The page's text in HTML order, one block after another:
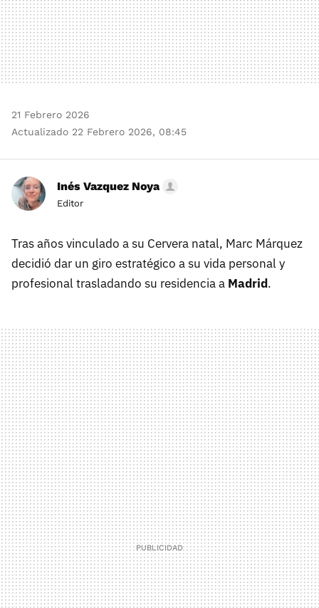
21 Febrero 2026
Actualizado 22 Febrero 2026, 08:45
Inés Vazquez Noya
Editor
Tras años vinculado a su Cervera natal, Marc Márquez
decidió dar un giro estratégico a su vida personal y
profesional trasladando su residencia a Madrid.